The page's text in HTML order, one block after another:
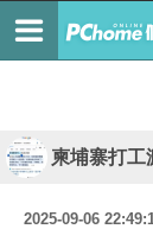
柬埔寨打工
2025-09-06